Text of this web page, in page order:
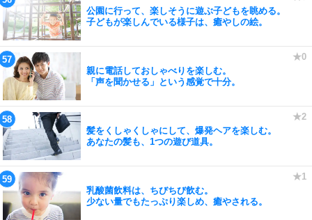
公園に行って、楽しそうに遊ぶ子どもを眺める。
子どもが楽しんでいる様子は、癒やしの絵。
親に電話しておしゃべりを楽しむ。
「声を聞かせる」という感覚で十分。
髪をくしゃくしゃにして、爆発ヘアを楽しむ。
あなたの髪も、1つの遊び道具。
乳酸菌飲料は、ちびちび飲む。
少ない量でもたっぷり楽しめ、癒やされる。